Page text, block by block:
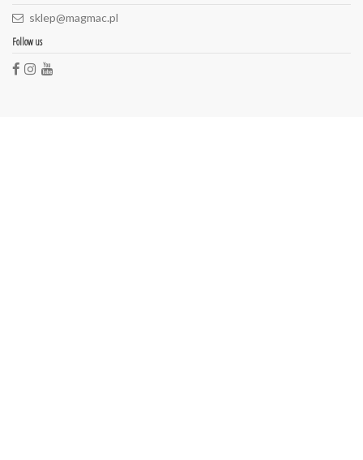
sklep@magmac.pl
Follow us